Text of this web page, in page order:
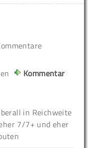
Kommentar
in Reichweite
7/7+ und eher